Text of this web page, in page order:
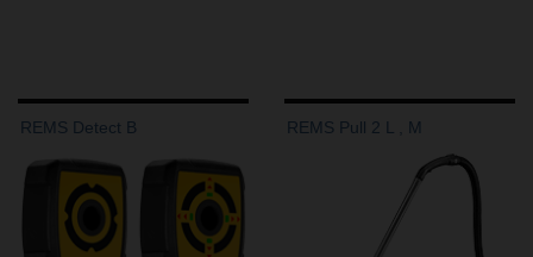
REMS Detect B REMS Pull 2 L , M